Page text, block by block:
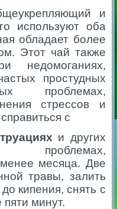
и
используют оба
обладает более
Этот чай также
недомоганиях,
простудных
проблемах,
стрессов и
с
и других
проблемах,
месяца. Две
травы, залить
кипения, снять с
пяти минут.